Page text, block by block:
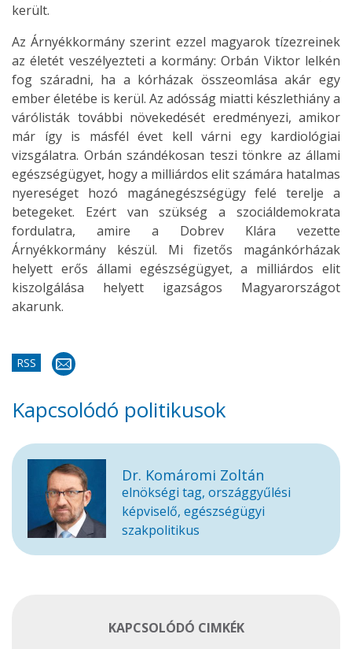
került.
Az Árnyékkormány szerint ezzel magyarok tízezreinek
az életét veszélyezteti a kormány: Orbán Viktor lelkén
fog száradni, ha a kórházak összeomlása akár egy
ember életébe is kerül. Az adósság miatti készlethiány a
várólisták további növekedését eredményezi, amikor
már így is másfél évet kell várni egy kardiológiai
vizsgálatra. Orbán szándékosan teszi tönkre az állami
egészségügyet, hogy a milliárdos elit számára hatalmas
nyereséget hozó magánegészségügy felé terelje a
betegeket. Ezért van szükség a szociáldemokrata
fordulatra, amire a Dobrev Klára vezette
Árnyékkormány készül. Mi fizetős magánkórházak
helyett erős állami egészségügyet, a milliárdos elit
kiszolgálása helyett igazságos Magyarországot
akarunk.
RSS
Kapcsolódó politikusok
Dr. Komáromi Zoltán
elnökségi tag, országgyűlési
képviselő, egészségügyi
szakpolitikus
KAPCSOLÓDÓ CIMKÉK